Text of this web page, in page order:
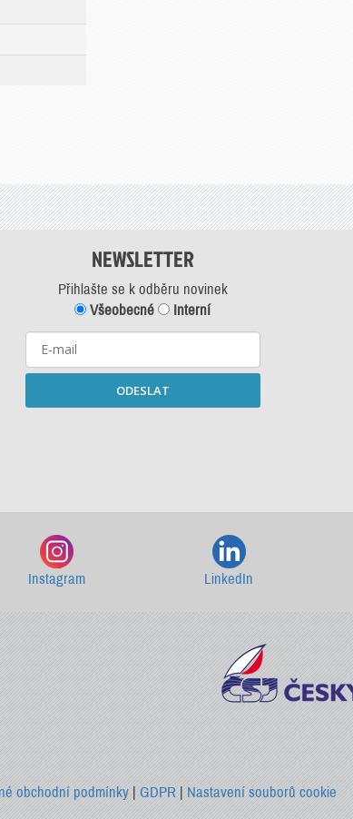
NEWSLETTER
Přihlašte se k odběru novinek
Všeobecné
Interní
ODESLAT
Instagram LinkedIn
obchodní podmínky| GDPR|Nastavení souborů cookie